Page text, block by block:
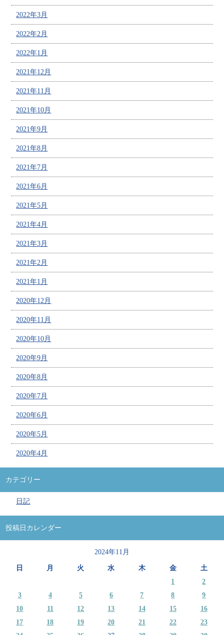
2022年3月
2022年2月
2022年1月
2021年12月
2021年11月
2021年10月
2021年9月
2021年8月
2021年7月
2021年6月
2021年5月
2021年4月
2021年3月
2021年2月
2021年1月
2020年12月
2020年11月
2020年10月
2020年9月
2020年8月
2020年7月
2020年6月
2020年5月
2020年4月
カテゴリー
日記
投稿日カレンダー
2024年11月
日 月 火 水 木 金
土
1
2
3
4 5 6 7 8
9
10
11 12 13 14 15
16
17
18 19 20 21 22
23